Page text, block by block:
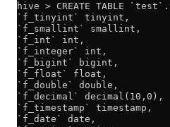
hive > CREATE TABLE
`f_tinyint` tinyint,
`f_smallint` smallint,
`f_int` int,
`f_integer` int,
`f_bigint` bigint,
`f_float` float,
`f_double` double,
`f_decimal` decimal(10,0),
`f_timestamp` timestamp,
`f_date` date,